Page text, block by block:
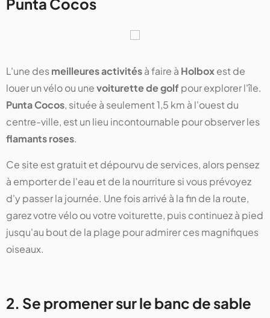
L'une desmeilleures activitésà faire à Holboxest de
louer un vélo ou unevoiturette de golf pour explorer l'île.
Punta Cocos, située à seulement 1,5 km à l'ouest du
centre-ville, est un lieu incontournable pour observer les
flamants roses.
Ce site est gratuit et dépourvu de services, alors pensez
à emporter de l'eau et de la nourriture si vous prévoyez
d'y passer la journée. Une fois arrivé à la fin de la route,
garez votre vélo ou votre voiturette, puis continuez à pied
jusqu'au bout de la plage pour admirer ces magnifiques
oiseaux.
2. Se promener sur le banc de sable